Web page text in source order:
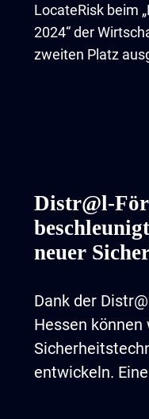
LocateRisk beim
2024“ der
zweiten Platz
Distr@l-
neuer
Dank der
Hessen können
entwickeln.